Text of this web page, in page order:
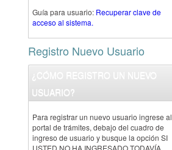
Guía para usuario: Recuperar clave de
acceso al sistema.
Registro Nuevo Usuario
USUARIO?
Para registrar un nuevo usuario ingrese al
portal de trámites, debajo del cuadro de
ingreso de usuario y busque la opción SI
USTED NO HA INGRESADO TODAVÍA